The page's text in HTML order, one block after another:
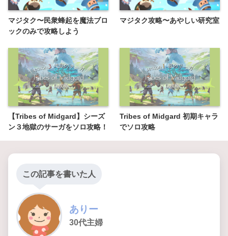
マジタク〜民衆蜂起を魔法ブロ
ックのみで攻略しよう
マジタク攻略〜あやしい研究室
【Tribes of Midgard】シーズ
ン３地獄のサーガをソロ攻略！
Tribes of Midgard 初期キャラ
でソロ攻略
この記事を書いた人
ありー
30代主婦